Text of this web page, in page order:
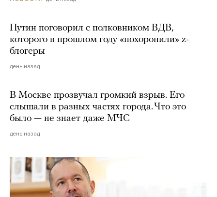
Путин поговорил с полковником ВДВ,
которого в прошлом году «похоронили» z-
блогеры
день назад
В Москве прозвучал громкий взрыв. Его
слышали в разных частях города. Что это
было — не знает даже МЧС
день назад